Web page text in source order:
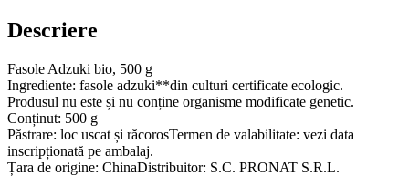
Descriere
Fasole Adzuki bio, 500 g
Ingrediente: fasole adzuki**din culturi certificate ecologic.
Produsul nu este și nu conține organisme modificate genetic.
Conținut: 500 g
Păstrare: loc uscat și răcorosTermen de valabilitate: vezi data
inscripționată pe ambalaj.
Țara de origine: ChinaDistribuitor: S.C. PRONAT S.R.L.